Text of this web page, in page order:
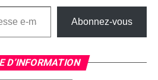
Abonnez-vous
D’INFORMATION